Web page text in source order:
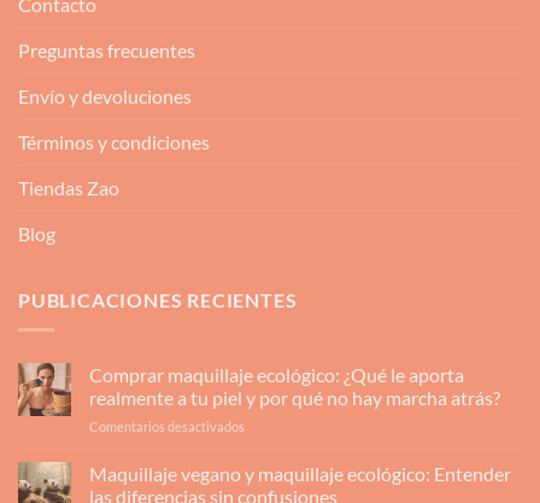
Contacto
Preguntas frecuentes
Envío y devoluciones
Términos y condiciones
Tiendas Zao
Blog
PUBLICACIONES RECIENTES
Comprar maquillaje ecológico: ¿Qué le aporta
realmente a tu piel y por qué no hay marcha atrás?
Comentarios desactivados
ecológico:
Maquillaje vegano y maquillaje ecológico: Entender
las diferencias sin confusiones